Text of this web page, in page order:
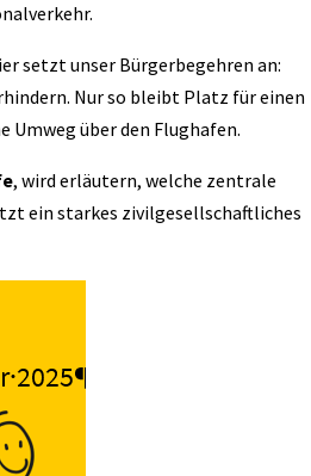
setzt unser Bürgerbegehren an:
Nur so bleibt Platz für einen
über den Flughafen.
, wird erläutern, welche zentrale
ein starkes zivilgesellschaftliches